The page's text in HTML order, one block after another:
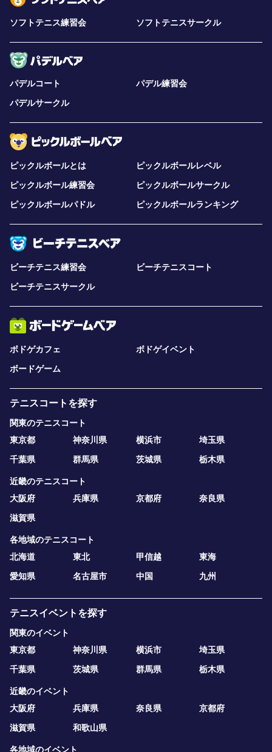
ソフトテニス練習会 ソフトテニスサークル
パデルコート
パデル練習会
パデルサークル
ピックルボールとは
ピックルボールレベル
ピックルボール練習会
ピックルボールサークル
ピックルボールパドル
ピックルボールランキング
ビーチテニス練習会
ビーチテニスコート
ビーチテニスサークル
ボドゲカフェ
ボドゲイベント
ボードゲーム
テニスコートを探す
関東のテニスコート
東京都
神奈川県 横浜市
埼玉県
千葉県
群馬県 茨城県 栃木県
近畿のテニスコート
大阪府
兵庫県 京都府
奈良県
滋賀県
各地域のテニスコート
北海道
東北 甲信越
東海
愛知県
名古屋市 中国 九州
テニスイベントを探す
関東のイベント
東京都
神奈川県 横浜市
埼玉県
千葉県
茨城県 群馬県 栃木県
近畿のイベント
大阪府
兵庫県 奈良県
京都府
滋賀県
和歌山県
各地域のイベント